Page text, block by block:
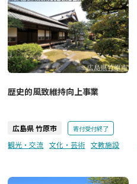
歴史的風致維持向上事業
広島県 竹原市 寄付受付終了
観光・交流 文化・芸術 文教施設